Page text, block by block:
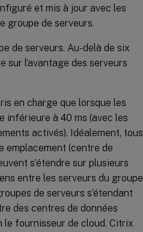
et mis à jour avec les
groupe de serveurs.
de serveurs. Au-delà de six
sur l’avantage des serveurs
en charge que lorsque les
inférieure à 40 ms (avec les
activés). Idéalement, tous
emplacement (centre de
s’étendre sur plusieurs
entre les serveurs du groupe
de serveurs s’étendant
des centres de données
le fournisseur de cloud. Citrix